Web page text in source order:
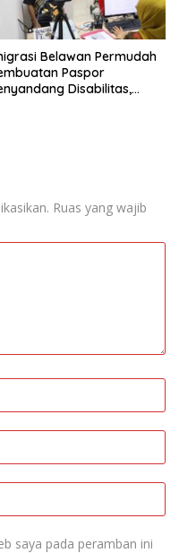
Belawan Permudah
Paspor
Disabilitas,
Ruas yang wajib
saya pada peramban ini